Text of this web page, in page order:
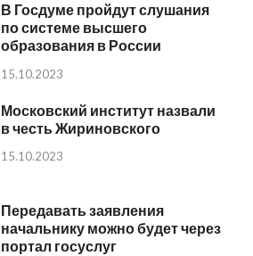
В Госдуме пройдут слушания
по системе высшего
образования в России
15.10.2023
Московский институт назвали
в честь Жириновского
15.10.2023
Передавать заявления
начальнику можно будет через
портал госуслуг